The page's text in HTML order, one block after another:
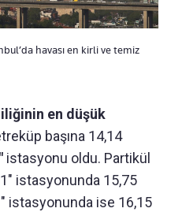
havası en kirli ve temiz
en düşük
başına 14,14
istasyonu oldu. Partikül
istasyonunda 15,75
istasyonunda ise 16,15